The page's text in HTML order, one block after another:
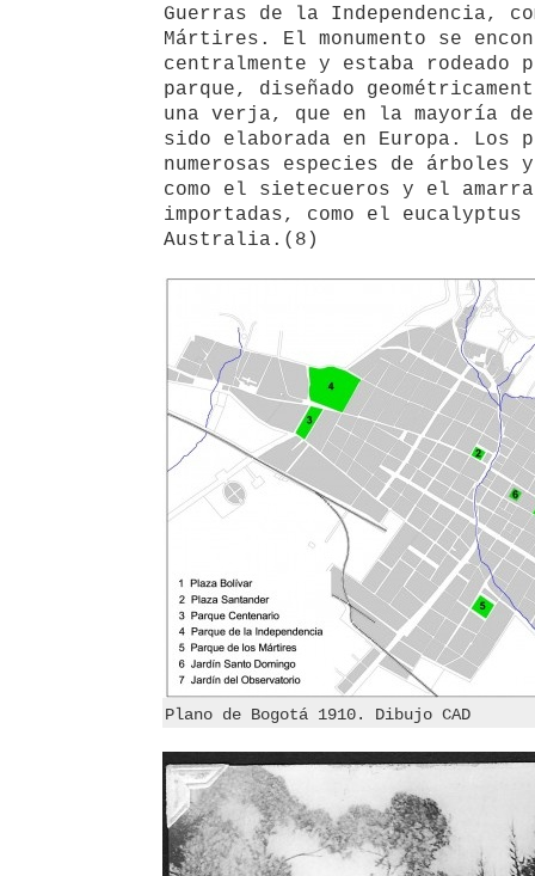
Guerras de la Independencia,
Mártires. El monumento se
centralmente y estaba rodeado
parque, diseñado
una verja, que en la mayoría
sido elaborada en Europa. Los
numerosas especies de
como el sietecueros y el
importadas, como el
Australia.(8)
Plano de Bogotá 1910. Dibujo CAD